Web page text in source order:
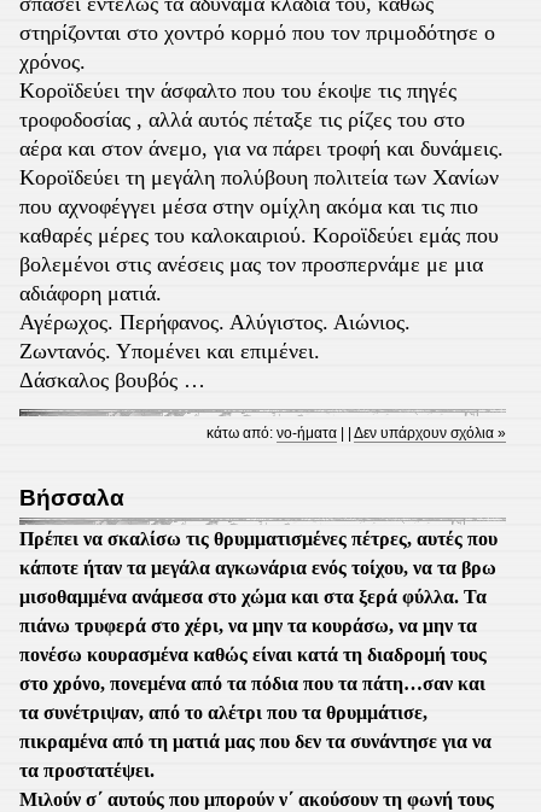
στηρίζονται στο χοντρό κορμό που τον πριμοδότησε ο
χρόνος.
Κοροϊδεύει την άσφαλτο που του έκοψε τις πηγές
τροφοδοσίας , αλλά αυτός πέταξε τις ρίζες του στο
αέρα και στον άνεμο, για να πάρει τροφή και δυνάμεις.
Κοροϊδεύει τη μεγάλη πολύβουη πολιτεία των Χανίων
που αχνοφέγγει μέσα στην ομίχλη ακόμα και τις πιο
καθαρές μέρες του καλοκαιριού. Κοροϊδεύει εμάς που
βολεμένοι στις ανέσεις μας τον προσπερνάμε με μια
αδιάφορη ματιά.
Αγέρωχος. Περήφανος. Αλύγιστος. Αιώνιος.
Ζωντανός. Υπομένει και επιμένει.
Δάσκαλος βουβός …
κάτω από:νο-ήματα | |Δεν υπάρχουν σχόλια »
Bήσσαλα
Πρέπει να σκαλίσω τις θρυμματισμένες πέτρες, αυτές που
κάποτε ήταν τα μεγάλα αγκωνάρια ενός τοίχου, να τα βρω
μισοθαμμένα ανάμεσα στο χώμα και στα ξερά φύλλα. Τα
πιάνω τρυφερά στο χέρι, να μην τα κουράσω, να μην τα
πονέσω κουρασμένα καθώς είναι κατά τη διαδρομή τους
στο χρόνο, πονεμένα από τα πόδια που τα πάτη…σαν και
τα συνέτριψαν, από το αλέτρι που τα θρυμμάτισε,
πικραμένα από τη ματιά μας που δεν τα συνάντησε για να
τα προστατέψει.
Μιλούν σ΄ αυτούς που μπορούν ν΄ ακούσουν τη φωνή τους